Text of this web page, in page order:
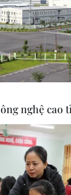
nghệ cao